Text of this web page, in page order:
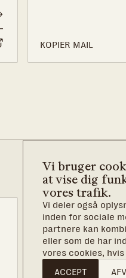
KOPIER MAIL
Det, vi
Hvert år hjælper vi
mønstre og skabe
til at gøre en
Vi bruger
at vise dig
vores trafik.
Vi deler også
inden for sociale
partnere kan
eller som de har
vores cookies,
ACCEPT